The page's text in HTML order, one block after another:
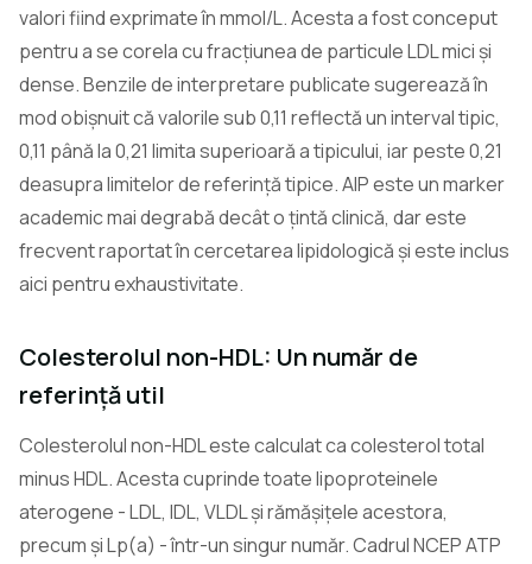
valori fiind exprimate în mmol/L. Acesta a fost conceput
pentru a se corela cu fracțiunea de particule LDL mici și
dense. Benzile de interpretare publicate sugerează în
mod obișnuit că valorile sub 0,11 reflectă un interval tipic,
0,11 până la 0,21 limita superioară a tipicului, iar peste 0,21
deasupra limitelor de referință tipice. AIP este un marker
academic mai degrabă decât o țintă clinică, dar este
frecvent raportat în cercetarea lipidologică și este inclus
aici pentru exhaustivitate.
Colesterolul non-HDL: Un număr de
referință util
Colesterolul non-HDL este calculat ca colesterol total
minus HDL. Acesta cuprinde toate lipoproteinele
aterogene - LDL, IDL, VLDL și rămășițele acestora,
precum și Lp(a) - într-un singur număr. Cadrul NCEP ATP